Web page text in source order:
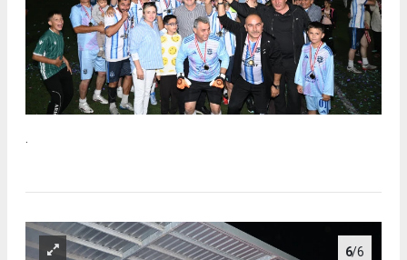
6/6